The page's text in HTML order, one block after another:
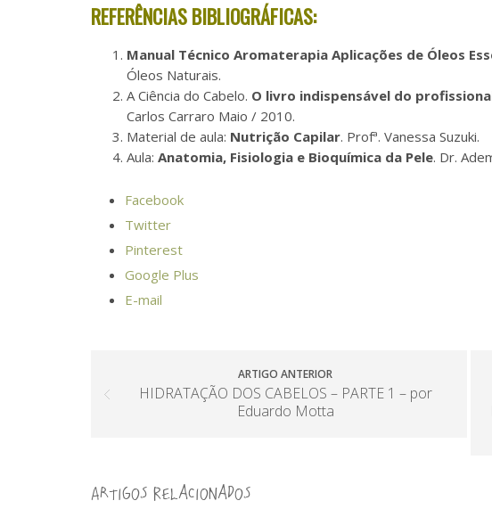
REFERÊNCIAS BIBLIOGRÁFICAS:
Manual Técnico Aromaterapia Aplicações de Óleos
Óleos Naturais.
A Ciência do Cabelo. O livro indispensável do
Carlos Carraro Maio / 2010.
Material de aula: Nutrição Capilar. Profª. Vanessa Suzuki.
Aula: Anatomia, Fisiologia e Bioquímica da Pele. Dr.
Facebook
Twitter
Pinterest
Google Plus
E-mail
ARTIGO ANTERIOR
HIDRATAÇÃO DOS CABELOS – PARTE 1 – por
Eduardo Motta
Artigos Relacionados